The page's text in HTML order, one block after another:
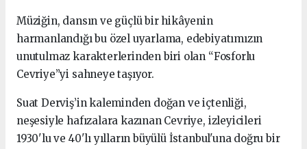
Müziğin, dansın ve güçlü bir hikâyenin
harmanlandığı bu özel uyarlama, edebiyatımızın
unutulmaz karakterlerinden biri olan “Fosforlu
Cevriye”yi sahneye taşıyor.
Suat Derviş’in kaleminden doğan ve içtenliği,
neşesiyle hafızalara kazınan Cevriye, izleyicileri
1930'lu ve 40'lı yılların büyülü İstanbul'una doğru bir